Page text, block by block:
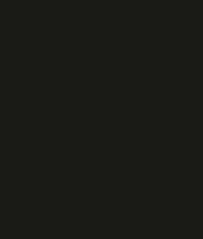
vendidos de